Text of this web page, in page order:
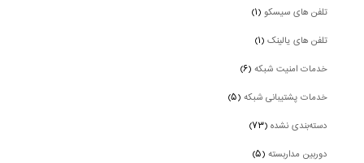
تلفن های سیسکو(۱)
تلفن های یالینک(۱)
خدمات امنیت شبکه(۶)
خدمات پشتیبانی شبکه(۵)
دسته‌بندی نشده(۷۳)
دوربین‌ مداربسته(۵)